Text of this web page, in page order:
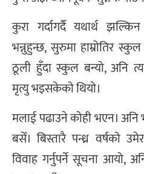
कुरा गर्दागर्दै यथार्थ
भन्नुहुन्छ, सुरुमा हाम्रोतिर
ठूली हुँदा स्कुल बन्यो, अनि
मृत्यु भइसकेको थियो।
मलाई पढाउने कोही भएन। अनि
बसेँ। बिस्तारै पन्ध्र वर्षको
विवाह गर्नुपर्ने सूचना आयो,